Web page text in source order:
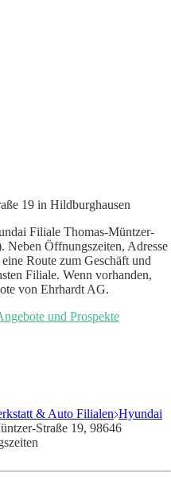
19 in Hildburghausen
Filiale Thomas-Müntzer-
Neben Öffnungszeiten, Adresse
Route zum Geschäft und
Filiale. Wenn vorhanden,
von Ehrhardt AG.
und Prospekte
& Auto Filialen Hyundai
Straße 19, 98646